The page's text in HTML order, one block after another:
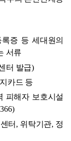
증 등 세대원의
서류
터 발급)
카드 등
피해자 보호시설
터 , 위탁기관, 정